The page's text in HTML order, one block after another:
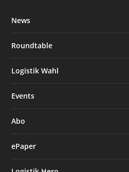
News
Roundtable
Logistik Wahl
Events
Abo
ePaper